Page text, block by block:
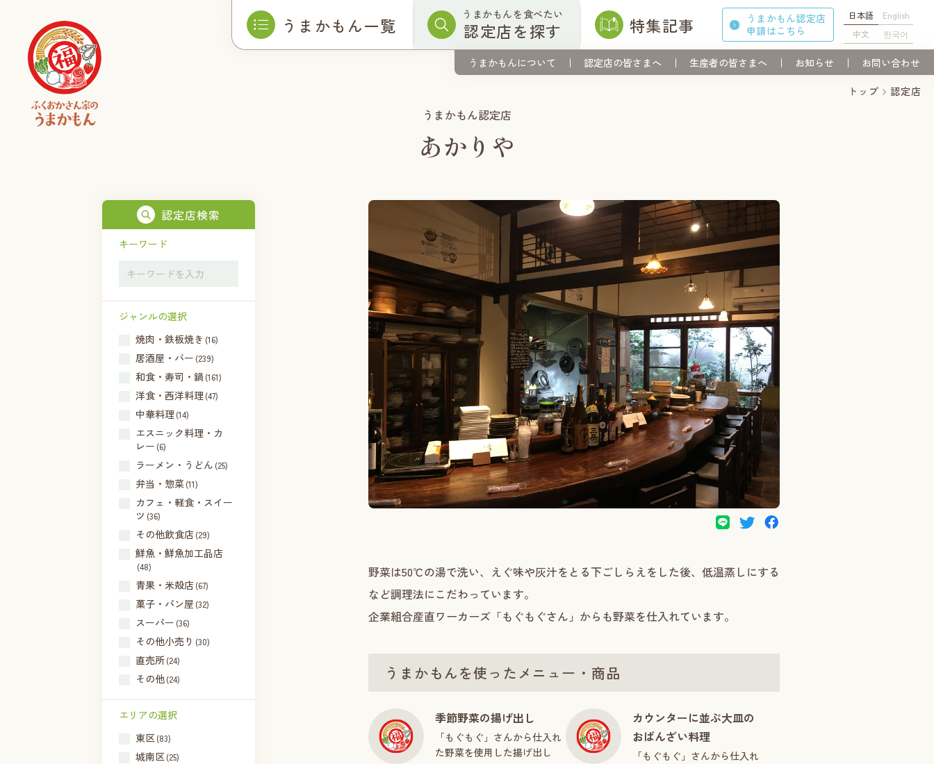
うまかもん一覧 うまかもんを食べたい
認定店を探す 特集記事
うまかもん認定店
申請はこちら
日本語
English
中文
한국어
うまかもんについて 認定店の皆さまへ 生産者の皆さまへ お知らせ お問い合わせ
トップ 認定店
うまかもん認定店
あかりや
認定店検索
キーワード
ジャンルの選択
焼肉・鉄板焼き (16)
居酒屋・バー (239)
和食・寿司・鍋 (161)
洋食・西洋料理 (47)
中華料理 (14)
エスニック料理・カ
レー (6)
ラーメン・うどん (25)
弁当・惣菜(11)
カフェ・軽食・スイー
ツ (36)
その他飲食店(29)
鮮魚・鮮魚加工品店
(48)
青果・米殻店(67)
菓子・パン屋 (32)
スーパー (36)
その他小売り (30)
直売所(24)
その他(24)
エリアの選択
東区(83)
城南区(25)
野菜は50℃の湯で洗い、えぐ味や灰汁をとる下ごしらえをした後、低温蒸しにする
など調理法にこだわっています。
企業組合産直ワーカーズ「もぐもぐさん」からも野菜を仕入れています。
うまかもんを使ったメニュー・商品
季節野菜の揚げ出し
「もぐもぐ」さんから仕入れ
た野菜を使用した揚げ出し
カウンターに並ぶ大皿の
おばんざい料理
「もぐもぐ」さんから仕入れ